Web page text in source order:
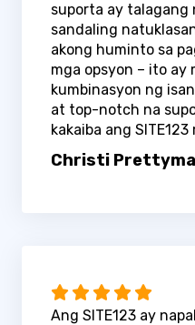
suporta ay talagang
sandaling
akong huminto sa
mga opsyon – ito ay
kumbinasyon ng
at top-notch na
kakaiba ang
Christi
Ang SITE123 ay